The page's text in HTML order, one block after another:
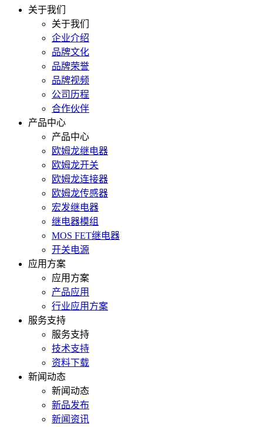
关于我们
关于我们
企业介绍
品牌文化
品牌荣誉
品牌视频
公司历程
合作伙伴
产品中心
产品中心
欧姆龙继电器
欧姆龙开关
欧姆龙连接器
欧姆龙传感器
宏发继电器
继电器模组
MOS FET继电器
开关电源
应用方案
应用方案
产品应用
行业应用方案
服务支持
服务支持
技术支持
资料下载
新闻动态
新闻动态
新品发布
新闻资讯